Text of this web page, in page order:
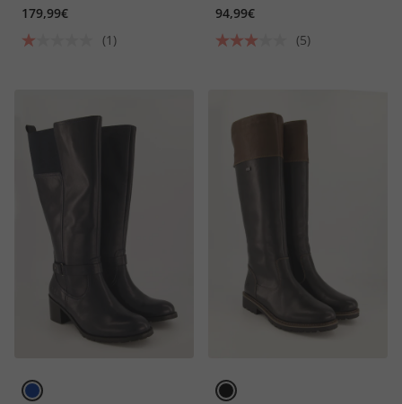
179,99€
(1)
Lammfellfutter
94,99€
(5)